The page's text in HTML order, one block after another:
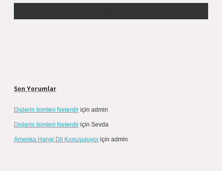
Son Yorumlar
Dişlerin Isimleri Nelerdir için admin
Dişlerin Isimleri Nelerdir için Sevda
Amerika Hangi Dil Konuşuluyor için admin